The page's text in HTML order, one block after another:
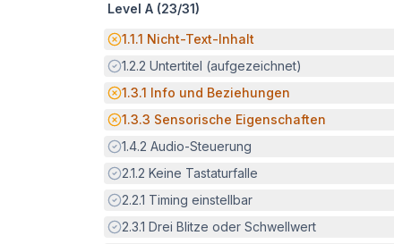
Level A (23/31)
Potenzielle Barriere:
1.1.1 Nicht-Text-Inhalt
Erfüllt:
1.2.2 Untertitel (aufgezeichnet)
Potenzielle Barriere:
1.3.1 Info und Beziehungen
Potenzielle Barriere:
1.3.3 Sensorische Eigenschaften
Erfüllt:
1.4.2 Audio-Steuerung
Erfüllt:
2.1.2 Keine Tastaturfalle
Erfüllt:
2.2.1 Timing einstellbar
Erfüllt:
2.3.1 Drei Blitze oder Schwellwert